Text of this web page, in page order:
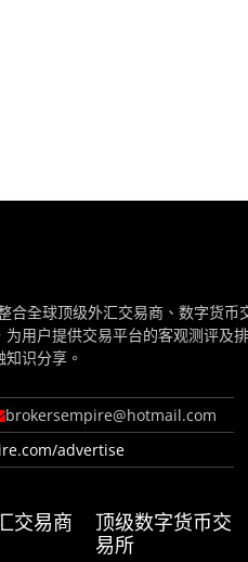
合全球顶级外汇交易商、数字货币
为用户提供交易平台的客观测评及
识分享。
brokersempire@hotmail.com
advertise
交易商
顶级数字货币交
易所